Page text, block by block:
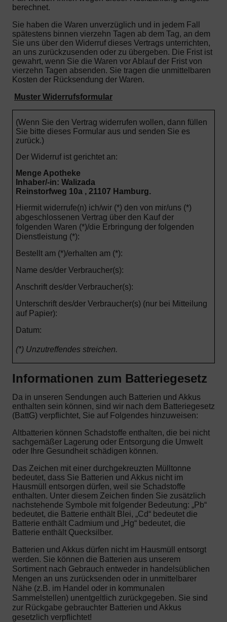
berechnet.
Sie haben die Waren unverzüglich und in jedem Fall
spätestens binnen vierzehn Tagen ab dem Tag, an dem
Sie uns über den Widerruf dieses Vertrags unterrichten,
an uns zurückzusenden oder zu übergeben. Die Frist ist
gewahrt, wenn Sie die Waren vor Ablauf der Frist von
vierzehn Tagen absenden. Sie tragen die unmittelbaren
Kosten der Rücksendung der Waren.
Muster Widerrufsformular
(Wenn Sie den Vertrag widerrufen wollen, dann füllen
Sie bitte dieses Formular aus und senden Sie es
zurück.)
Der Widerruf ist gerichtet an:
Menge Apotheke
Inhaber/-in: Walizada
Reinstorfweg 10a , 21107 Hamburg.
Hiermit widerrufe(n) ich/wir (*) den von mir/uns (*)
abgeschlossenen Vertrag über den Kauf der
folgenden Waren (*)/die Erbringung der folgenden
Dienstleistung (*):
Bestellt am (*)/erhalten am (*):
Name des/der Verbraucher(s):
Anschrift des/der Verbraucher(s):
Unterschrift des/der Verbraucher(s) (nur bei Mitteilung
auf Papier):
Datum:
(*) Unzutreffendes streichen.
Informationen zum Batteriegesetz
Da in unseren Sendungen auch Batterien und Akkus
enthalten sein können, sind wir nach dem Batteriegesetz
(BattG) verpflichtet, Sie auf Folgendes hinzuweisen:
Altbatterien können Schadstoffe enthalten, die bei nicht
sachgemäßer Lagerung oder Entsorgung die Umwelt
oder Ihre Gesundheit schädigen können.
Das Zeichen mit einer durchgekreuzten Mülltonne
bedeutet, dass Sie Batterien und Akkus nicht im
Hausmüll entsorgen dürfen, weil sie Schadstoffe
enthalten. Unter diesem Zeichen finden Sie zusätzlich
nachstehende Symbole mit folgender Bedeutung: „Pb“
bedeutet, die Batterie enthält Blei, „Cd“ bedeutet die
Batterie enthält Cadmium und „Hg“ bedeutet, die
Batterie enthält Quecksilber.
Batterien und Akkus dürfen nicht im Hausmüll entsorgt
werden. Sie können die Batterien aus unserem
Sortiment nach Gebrauch entweder in handelsüblichen
Mengen an uns zurücksenden oder in unmittelbarer
Nähe (z.B. im Handel oder in kommunalen
Sammelstellen) unentgeltlich zurückgegeben. Sie sind
zur Rückgabe gebrauchter Batterien und Akkus
gesetzlich verpflichtet!